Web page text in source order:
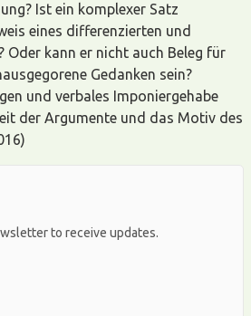
Ist ein komplexer Satz
eines differenzierten und
Oder kann er nicht auch Beleg für
Gedanken sein?
und verbales Imponiergehabe
der Argumente und das Motiv des
to receive updates.